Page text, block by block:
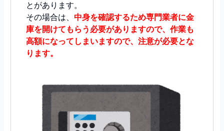
とがあります。
その場合は、 中身を確認するため専門業者に金
庫を開けてもらう必要がありますので、作業も
高額になってしまいますので、注意が必要とな
ります。